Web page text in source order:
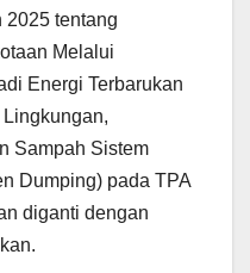
2025 tentang
Melalui
Energi Terbarukan
Sampah Sistem
Dumping) pada TPA
diganti dengan